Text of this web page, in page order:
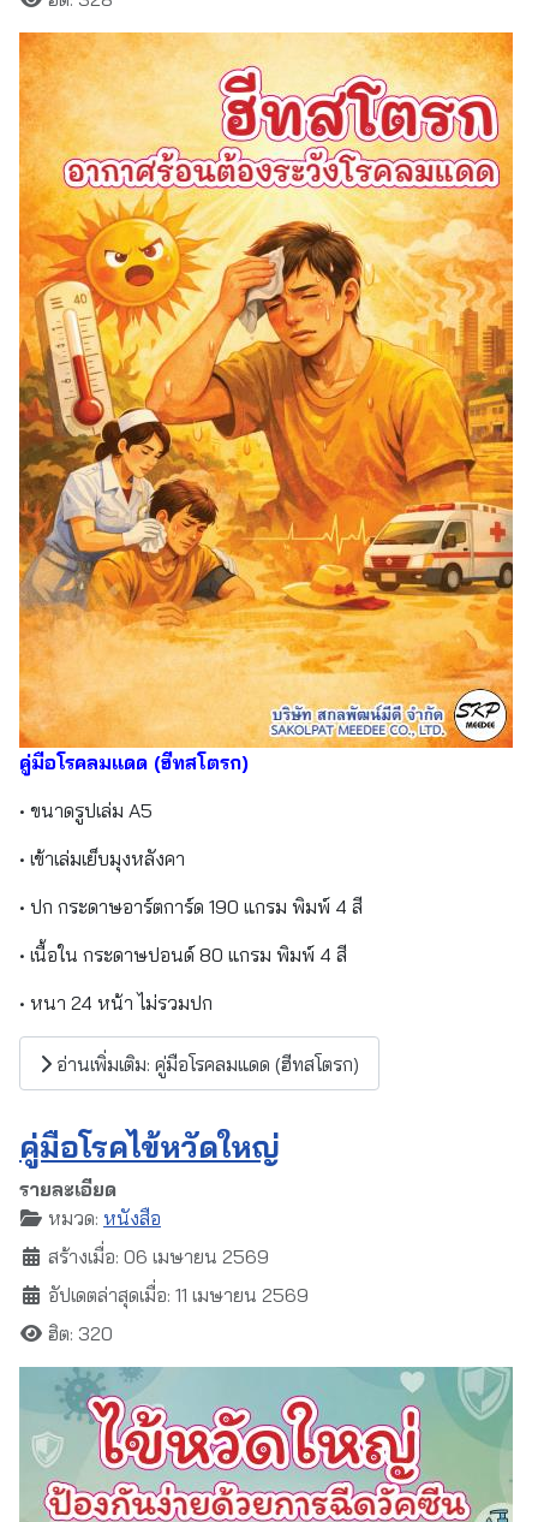
คู่มือโรคลมแดด (ฮีทสโตรก)
• ขนาดรูปเล่ม A5
• เข้าเล่มเย็บมุงหลังคา
• ปก กระดาษอาร์ตการ์ด 190 แกรม พิมพ์ 4 สี
• เนื้อใน กระดาษปอนด์ 80 แกรม พิมพ์ 4 สี
• หนา 24 หน้า ไม่รวมปก
อ่านเพิ่มเติม: คู่มือโรคลมแดด (ฮีทสโตรก)
คู่มือโรคไข้หวัดใหญ่
รายละเอียด
หมวด: หนังสือ
สร้างเมื่อ: 06 เมษายน 2569
อัปเดตล่าสุดเมื่อ: 11 เมษายน 2569
ฮิต: 320